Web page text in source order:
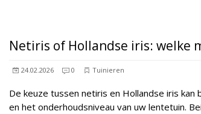
Netiris of Hollandse iris: welke
24.02.2026 0 Tuinieren
De keuze tussen netiris en Hollandse iris
en het onderhoudsniveau van uw lentetuin.